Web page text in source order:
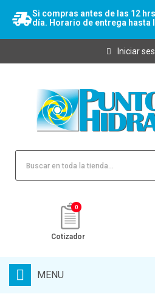
Si compras antes de las 12
día. Horario de entrega hasta
Iniciar
0
Cotizador
MENU